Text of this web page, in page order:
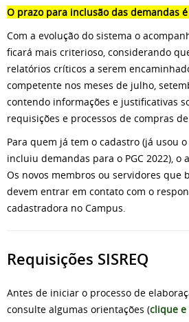
O prazo para inclusão das demandas
Com a evolução do sistema o
ficará mais criterioso, considerando
relatórios críticos a serem
competente nos meses de julho,
contendo informações e justificativas
requisições e processos de compras
Para quem já tem o cadastro (já usou
incluiu demandas para o PGC 2022), o
Os novos membros ou servidores que
devem entrar em contato com o
cadastradora no Campus.
Requisições SISREQ
Antes de iniciar o processo de
consulte algumas orientações (clique e